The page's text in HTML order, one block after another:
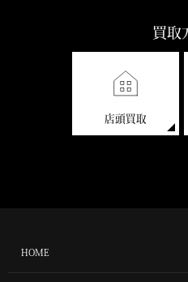
買取
店頭買取
HOME